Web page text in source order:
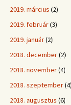
2019. március (2)
2019. február(3)
2019. január(2)
2018. december(2)
2018. november(4)
2018. szeptember(4)
2018. augusztus (6)